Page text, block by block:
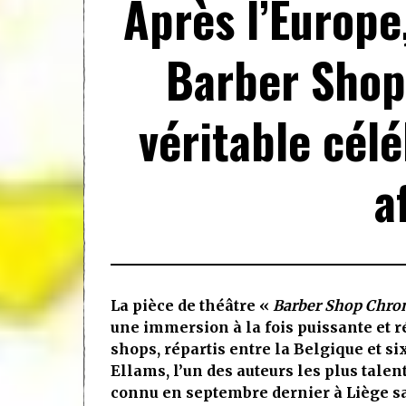
Après
Barber
véritable
La pièce de théâtre « Barber Shop
une immersion à la fois puissante et
shops, répartis entre la Belgique et
Ellams, l’un des auteurs les plus
connu en septembre dernier à Liège